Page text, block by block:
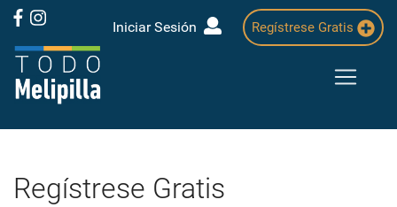
Iniciar Sesión Regístrese Gratis
Regístrese Gratis